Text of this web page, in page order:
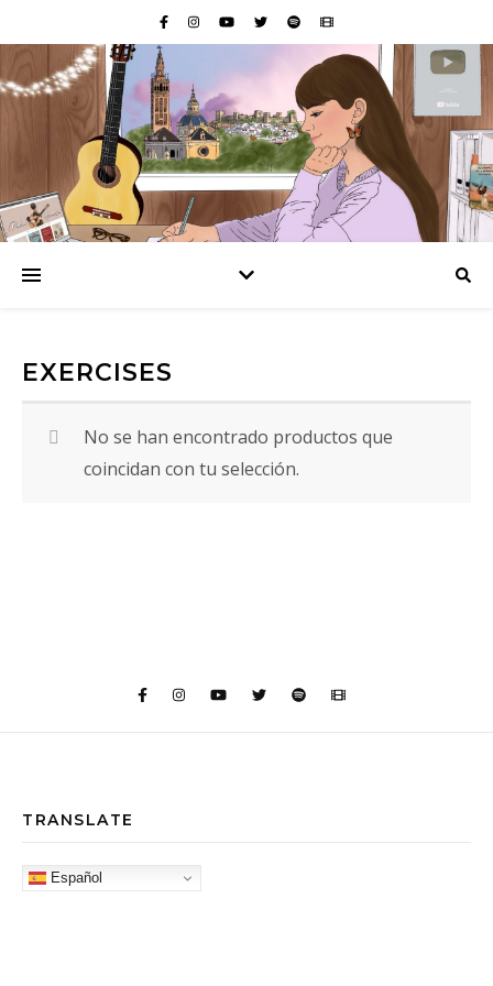
EXERCISES
No se han encontrado productos que
coincidan con tu selección.
TRANSLATE
Español